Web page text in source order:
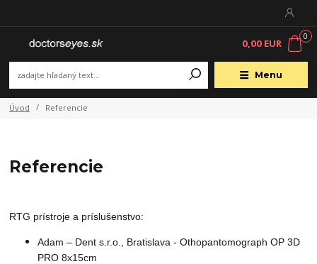
Menu
0
0,00 EUR
Úvod Referencie
Referencie
RTG prístroje a príslušenstvo:
Adam – Dent s.r.o., Bratislava - Othopantomograph OP 3D
PRO 8x15cm